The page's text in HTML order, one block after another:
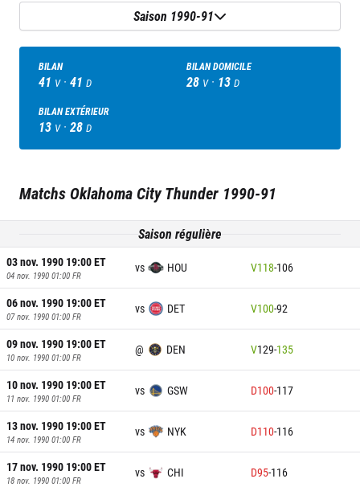
Saison 1990-91
BILAN
41 V · 41 D
BILAN DOMICILE
28 V · 13 D
BILAN EXTÉRIEUR
13 V · 28 D
MatchsOklahoma City Thunder 1990-91
Saison régulière
03 nov. 1990 19:00ET
04 nov. 1990 01:00 FR
vs HOU V118-106
06 nov. 1990 19:00ET
07 nov. 1990 01:00 FR
vs DET V100-92
09 nov. 1990 19:00ET
10 nov. 1990 01:00 FR
@ DEN V129-135
10 nov. 1990 19:00ET
11 nov. 1990 01:00 FR
vs GSW D100-117
13 nov. 1990 19:00ET
14 nov. 1990 01:00 FR
vs NYK D110-116
17 nov. 1990 19:00ET
18 nov. 1990 01:00 FR
vs CHI D95-116